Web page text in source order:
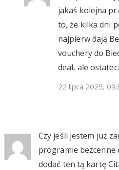
jakaś kolejna
to, że kilka dni
najpierw dają
vouchery do
deal, ale
22 lipca 2025,
Czy jeśli jestem już
programie bezcenne
dodać ten tą kartę